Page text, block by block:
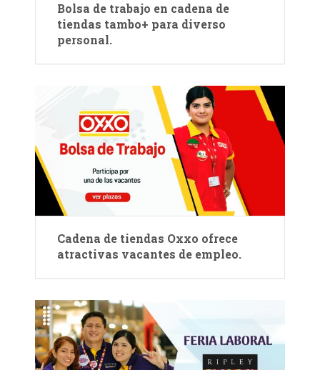
Bolsa de trabajo en cadena de
tiendas tambo+ para diverso
personal.
Cadena de tiendas Oxxo ofrece
atractivas vacantes de empleo.